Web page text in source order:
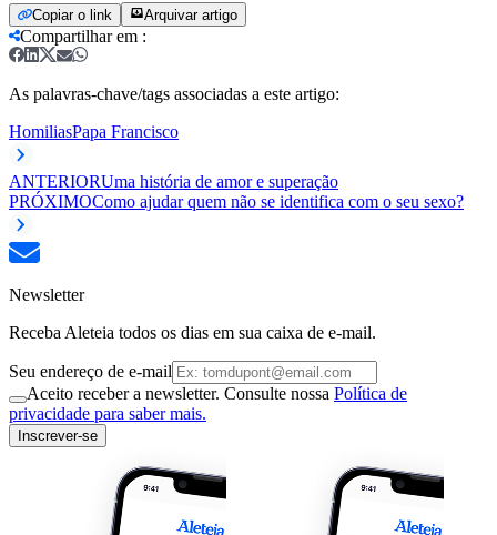
Copiar o link Arquivar artigo
Compartilhar em :
As palavras-chave/tags associadas a este artigo:
HomiliasPapa Francisco
ANTERIORUma história de amor e superação
PRÓXIMOComo ajudar quem não se identifica com o seu sexo?
Newsletter
Receba Aleteia todos os dias em sua caixa de e-mail.
Seu endereço de e-mail
Aceito receber a newsletter. Consulte nossa Política de
privacidade para saber mais.
Inscrever-se